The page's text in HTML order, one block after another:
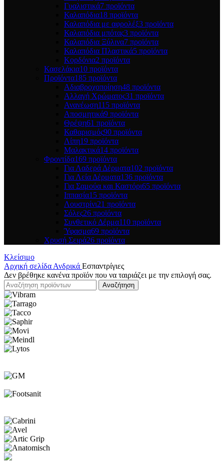
Γυαλιστικά7 προϊόντα
Καλαπόδια18 προϊόντα
Καλαπόδια με αφρολέξ3 προϊόντα
Καλαπόδια μπότας3 προϊόντα
Καλαπόδια Ξύλινα7 προϊόντα
Καλαπόδια Πλαστικά5 προϊόντα
Κορδόνια2 προϊόντα
Κασελάκια10 προϊόντα
Προϊόντα185 προϊόντα
Αδιαβροχοποίηση48 προϊόντα
Αλλαγή Χρώματος31 προϊόντα
Ανανέωση115 προϊόντα
Αποσμητικά9 προϊόντα
Θρέψη61 προϊόντα
Καθαρισμός90 προϊόντα
Λίπη19 προϊόντα
Μαλακτικά14 προϊόντα
Φροντίδα169 προϊόντα
Για Λαδερά Δέρματα102 προϊόντα
Για Λεία Δέρματα136 προϊόντα
Για Σαμούα και Καστόρι65 προϊόντα
Ιππασία15 προϊόντα
Λουστρίνι21 προϊόντα
Σόλες26 προϊόντα
Συνθετικό Δέρμα110 προϊόντα
Ύφασμα69 προϊόντα
Χρυσή Σειρά26 προϊόντα
Κλείσιμο
Αρχική σελίδα Ανδρικά Εσπαντρίγιες
Δεν βρέθηκε κανένα προϊόν που να ταιριάζει με την επιλογή σας.
Αναζήτηση